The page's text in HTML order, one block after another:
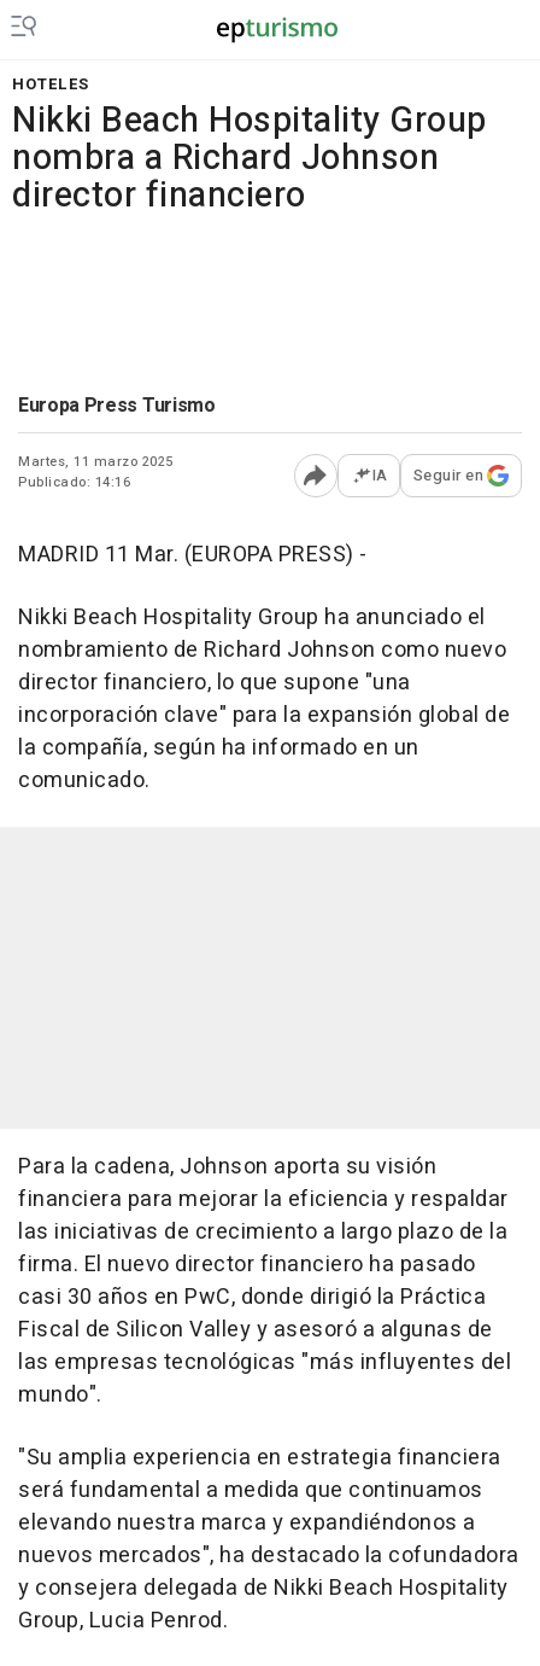
HOTELES
Nikki Beach Hospitality Group
nombra a Richard Johnson
director financiero
Europa Press Turismo
Martes, 11 marzo 2025
Publicado: 14:16
Abrir opciones para
IA Seguir en
MADRID 11 Mar. (EUROPA PRESS) -
Nikki Beach Hospitality Group ha anunciado el
nombramiento de Richard Johnson como nuevo
director financiero, lo que supone "una
incorporación clave" para la expansión global de
la compañía, según ha informado en un
comunicado.
Para la cadena, Johnson aporta su visión
financiera para mejorar la eficiencia y respaldar
las iniciativas de crecimiento a largo plazo de la
firma. El nuevo director financiero ha pasado
casi 30 años en PwC, donde dirigió la Práctica
Fiscal de Silicon Valley y asesoró a algunas de
las empresas tecnológicas "más influyentes del
mundo".
"Su amplia experiencia en estrategia financiera
será fundamental a medida que continuamos
elevando nuestra marca y expandiéndonos a
nuevos mercados", ha destacado la cofundadora
y consejera delegada de Nikki Beach Hospitality
Group, Lucia Penrod.